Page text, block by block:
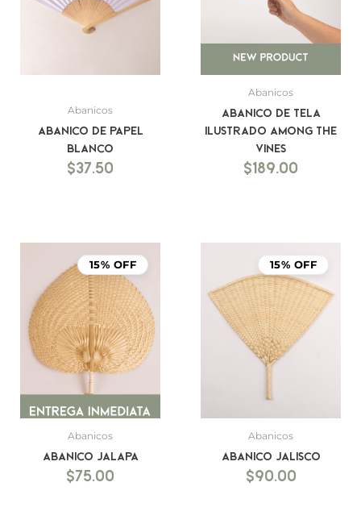
Abanicos
Abanico de Papel
blanco
$37.50
Abanicos
Abanico de Tela
Ilustrado Among the
Vines
$189.00
15% OFF
Abanicos
Abanico Jalapa
$75.00
15% OFF
Abanicos
Abanico Jalisco
$90.00